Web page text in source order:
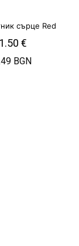
сърце Red
€
BGN